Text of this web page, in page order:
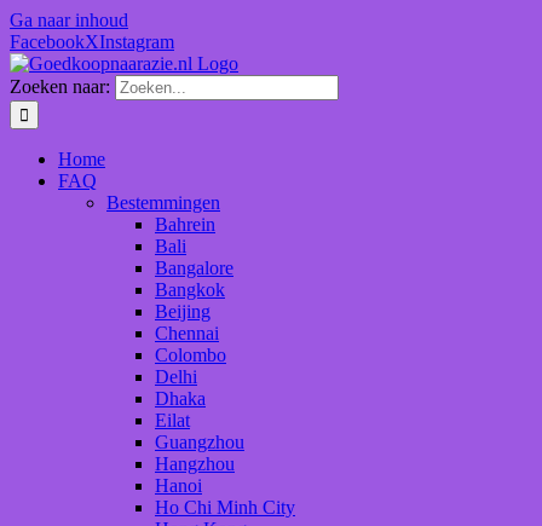
Ga naar inhoud
FacebookXInstagram
Zoeken naar:
Home
FAQ
Bestemmingen
Bahrein
Bali
Bangalore
Bangkok
Beijing
Chennai
Colombo
Delhi
Dhaka
Eilat
Guangzhou
Hangzhou
Hanoi
Ho Chi Minh City